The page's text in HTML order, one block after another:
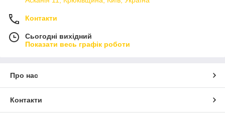
Контакти
Сьогодні вихідний
Показати весь графік роботи
Про нас
Контакти